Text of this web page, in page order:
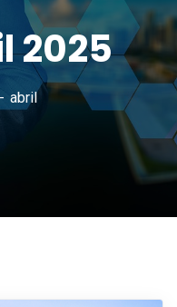
2025
abril